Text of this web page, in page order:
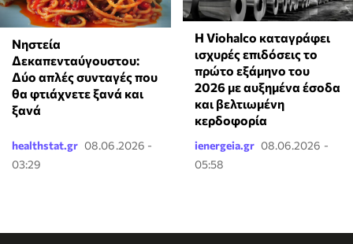
Νηστεία
Δεκαπενταύγουστου:
Δύο απλές συνταγές που
θα φτιάχνετε ξανά και
ξανά
healthstat.gr 08.06.2026 -
03:29
Η Viohalco καταγράφει
ισχυρές επιδόσεις το
πρώτο εξάμηνο του
2026 με αυξημένα έσοδα
και βελτιωμένη
κερδοφορία
ienergeia.gr 08.06.2026 -
05:58